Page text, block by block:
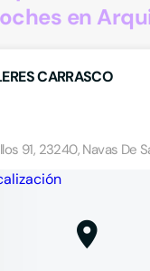
en
CARRASCO
91, 23240, Navas De